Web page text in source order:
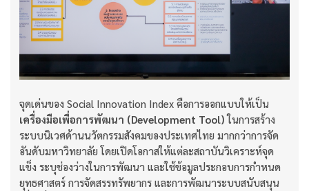
จุดเด่นของ Social Innovation Index คือการออกแบบให้เป็น
เครื่องมือเพื่อการพัฒนา (Development Tool)ในการสร้าง
ระบบนิเวศด้านนวัตกรรมสังคมของประเทศไทย มากกว่าการจัด
อันดับมหาวิทยาลัย โดยเปิดโอกาสให้แต่ละสถาบันวิเคราะห์จุด
แข็ง ระบุช่องว่างในการพัฒนา และใช้ข้อมูลประกอบการกำหนด
ยุทธศาสตร์ การจัดสรรทรัพยากร และการพัฒนาระบบสนับสนุน